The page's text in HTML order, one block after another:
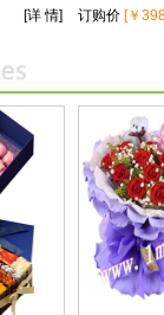
[详 情]
订购价 [￥